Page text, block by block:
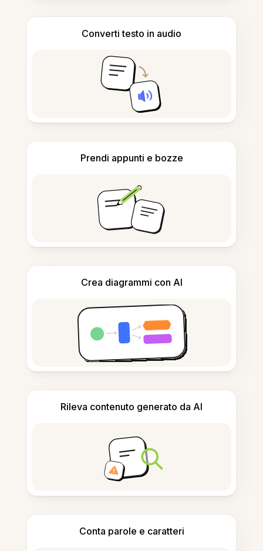
Converti testo in audio
Prendi appunti e bozze
Crea diagrammi con AI
Rileva contenuto generato da AI
Conta parole e caratteri